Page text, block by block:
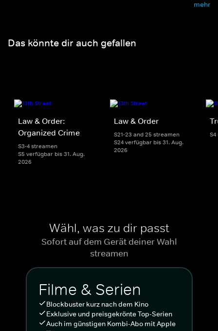
mehr
Das könnte dir auch gefallen
Law & Order:
Organized Crime
S3-4 streamen
S5 verfügbar bis 31. Aug.
2026
Law & Order
S21-23 and 25 streamen
S24 verfügbar bis 31. Aug.
2026
Wähl, was zu dir passt
Sofort auf dem Gerät deiner Wahl
streamen
Filme & Serien
Blockbuster kurz nach dem Kino
Exklusive und preisgekrönte Top-Serien
Auch im günstigen Kombi-Abo mit Apple